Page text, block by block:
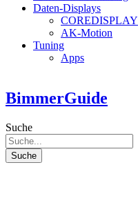
Daten-Displays
COREDISPLAY
AK-Motion
Tuning
Apps
BimmerGuide
Suche
Suche